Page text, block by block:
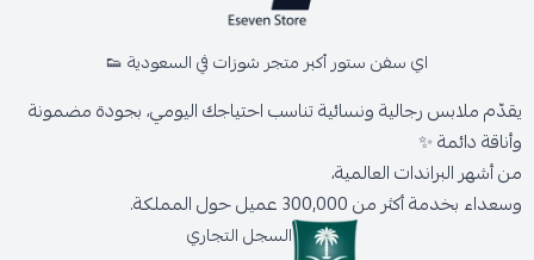
اي سفن ستور أكبر متجر شوزات في السعودية 👟
يقدّم ملابس رجالية ونسائية تناسب احتياجك اليومي، بجودة مضمونة
وأناقة دائمة ✨
من أشهر البراندات العالمية،
وسعداء بخدمة أكثر من 300,000 عميل حول المملكة.
السجل التجاري